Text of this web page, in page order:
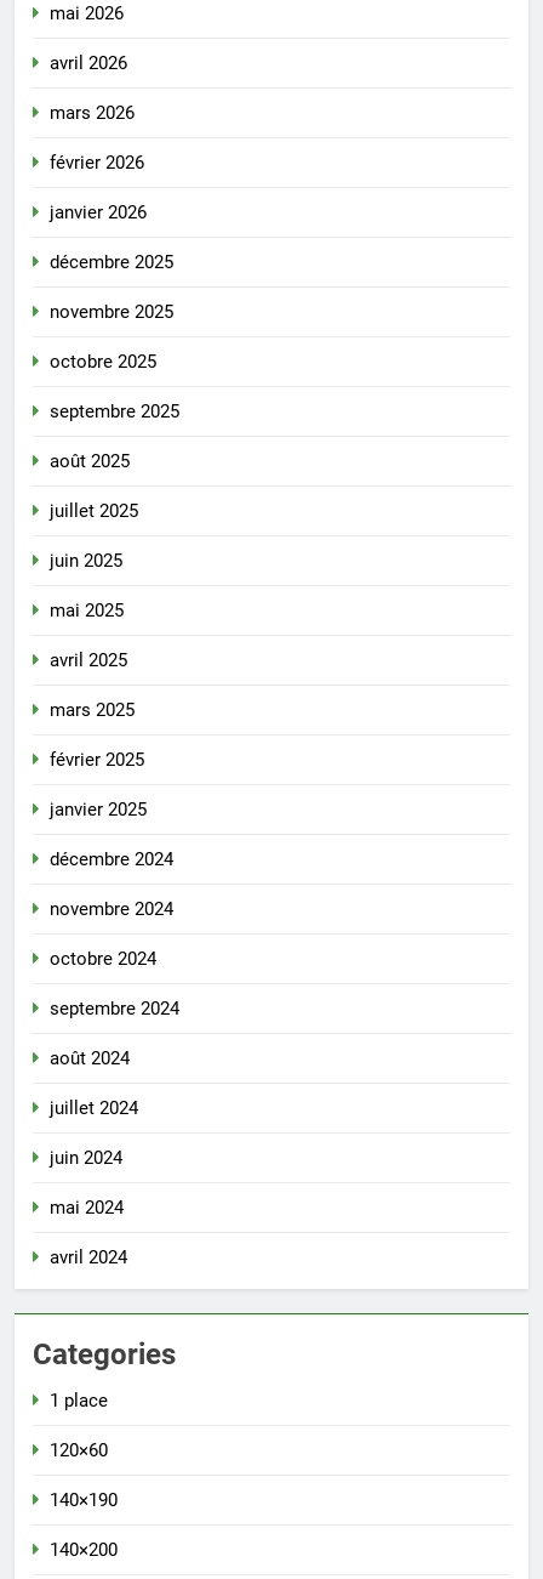
mai 2026
avril 2026
mars 2026
février 2026
janvier 2026
décembre 2025
novembre 2025
octobre 2025
septembre 2025
août 2025
juillet 2025
juin 2025
mai 2025
avril 2025
mars 2025
février 2025
janvier 2025
décembre 2024
novembre 2024
octobre 2024
septembre 2024
août 2024
juillet 2024
juin 2024
mai 2024
avril 2024
Categories
1 place
120×60
140×190
140×200